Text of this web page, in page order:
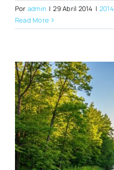
Por admin | 29 Abril 2014 | 2014
Read More